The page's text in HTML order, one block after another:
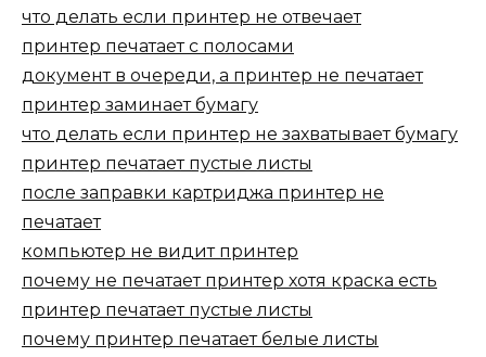
что делать если принтер не отвечает
принтер печатает с полосами
документ в очереди, а принтер не печатает
принтер заминает бумагу
что делать если принтер не захватывает бумагу
принтер печатает пустые листы
после заправки картриджа принтер не
печатает
компьютер не видит принтер
почему не печатает принтер хотя краска есть
принтер печатает пустые листы
почему принтер печатает белые листы